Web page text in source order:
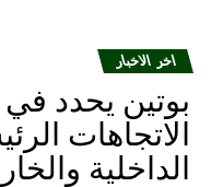
اخر الاخبار
بوتين يحدد في
الاتجاهات
الداخلية